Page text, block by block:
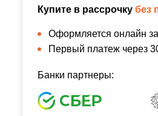
Купите в рассрочку без
Оформляется онлайн
Первый платеж через
Банки партнеры: